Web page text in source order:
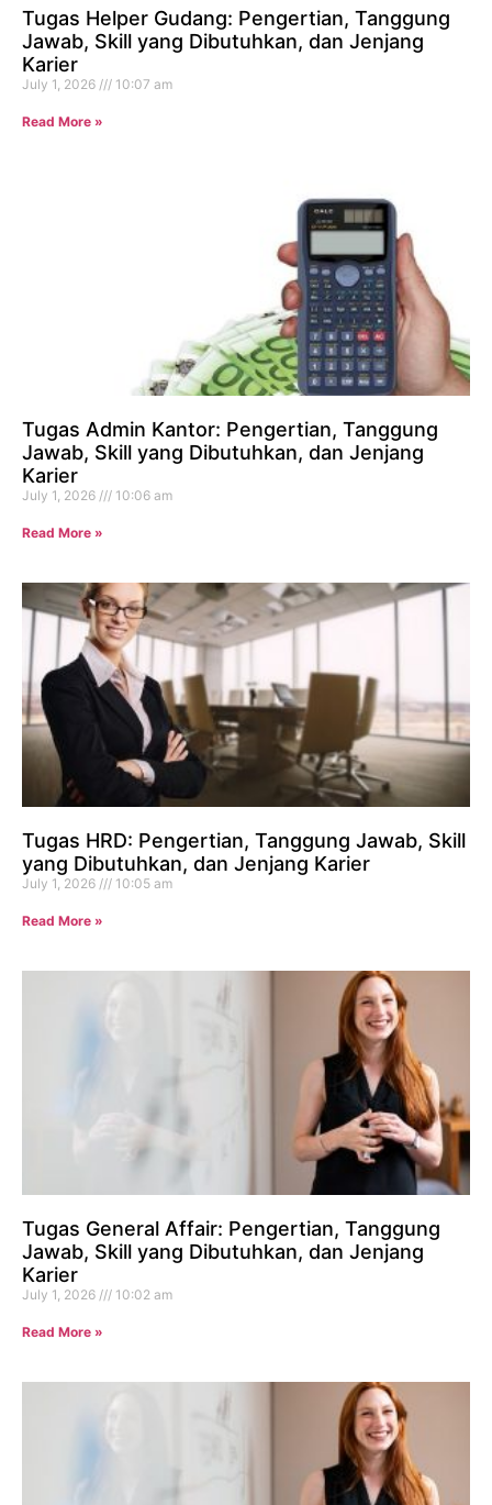
Tugas Helper Gudang: Pengertian, Tanggung
Jawab, Skill yang Dibutuhkan, dan Jenjang
Karier
July 1, 2026 10:07 am
Read More »
Tugas Admin Kantor: Pengertian, Tanggung
Jawab, Skill yang Dibutuhkan, dan Jenjang
Karier
July 1, 2026 10:06 am
Read More »
Tugas HRD: Pengertian, Tanggung Jawab, Skill
yang Dibutuhkan, dan Jenjang Karier
July 1, 2026 10:05 am
Read More »
Tugas General Affair: Pengertian, Tanggung
Jawab, Skill yang Dibutuhkan, dan Jenjang
Karier
July 1, 2026 10:02 am
Read More »